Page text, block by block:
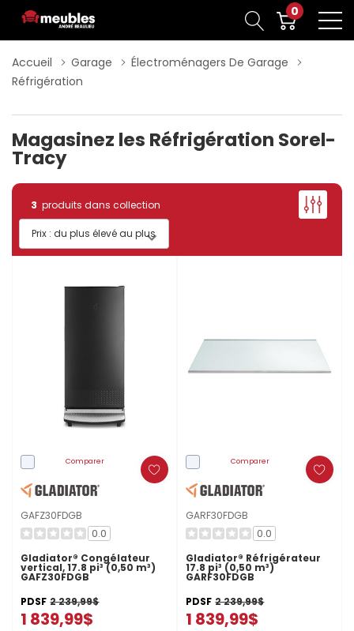
0
Accueil Garage
Électroménagers De Garage
Réfrigération
Magasinez les Réfrigération Sorel-
Tracy
3 produits dans collection
Comparer
GAFZ30FDGB
0.0
Gladiator® Congélateur
vertical, 17.8 pi³ (0,50 m³)
GAFZ30FDGB
PDSF 2 239,99$
1 839,99$
Comparer
GARF30FDGB
0.0
Gladiator® Réfrigérateur
17.8 pi³ (0,50 m³)
GARF30FDGB
PDSF 2 239,99$
1 839,99$